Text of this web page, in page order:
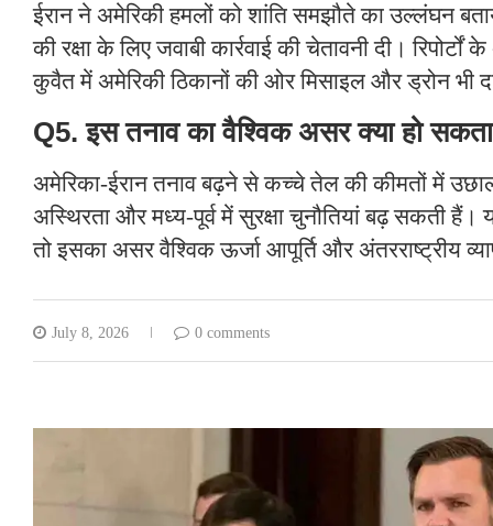
ईरान ने अमेरिकी हमलों को शांति समझौते का उल्लंघन
की रक्षा के लिए जवाबी कार्रवाई की चेतावनी दी।
कुवैत में अमेरिकी ठिकानों की ओर मिसाइल और ड्रोन भी
Q5. इस तनाव का वैश्विक असर क्या हो
अमेरिका-ईरान तनाव बढ़ने से कच्चे तेल की कीमतों में
अस्थिरता और मध्य-पूर्व में सुरक्षा चुनौतियां बढ़ सकती हैं।
तो इसका असर वैश्विक ऊर्जा आपूर्ति और अंतरराष्ट्रीय
July 8, 2026 0 comments